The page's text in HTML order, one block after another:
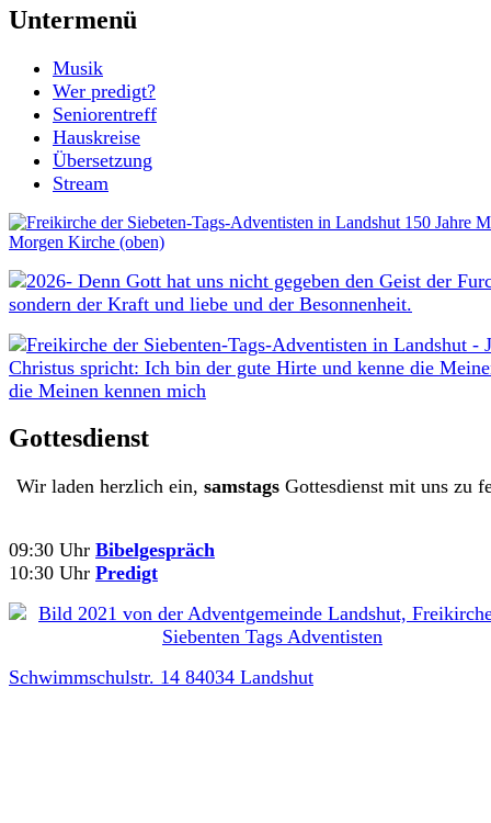
Untermenü
Musik
Wer predigt?
Seniorentreff
Hauskreise
Übersetzung
Stream
Gottesdienst
Wir laden herzlich ein, samstagsGottesdienst mit uns zu
09:30 Uhr Bibelgespräch
10:30 Uhr Predigt
Schwimmschulstr. 14 84034 Landshut